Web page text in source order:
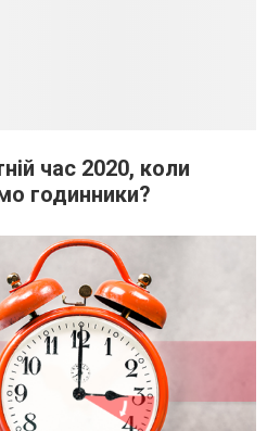
час 2020, коли
годинники?